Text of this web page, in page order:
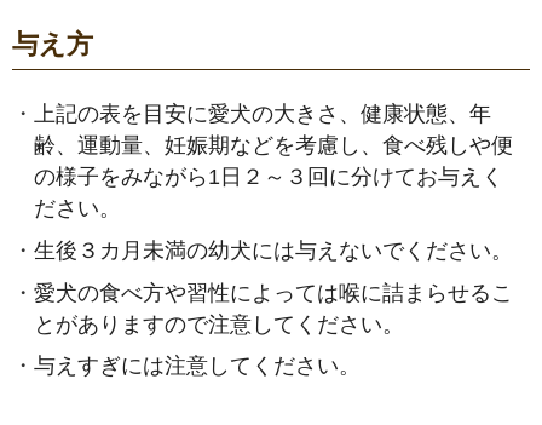
与え方
・
上記の表を目安に愛犬の大きさ、健康状態、年
齢、運動量、妊娠期などを考慮し、食べ残しや便
の様子をみながら1日２～３回に分けてお与えく
ださい。
・ 生後３カ月未満の幼犬には与えないでください。
・ 愛犬の食べ方や習性によっては喉に詰まらせるこ
とがありますので注意してください。
・ 与えすぎには注意してください。